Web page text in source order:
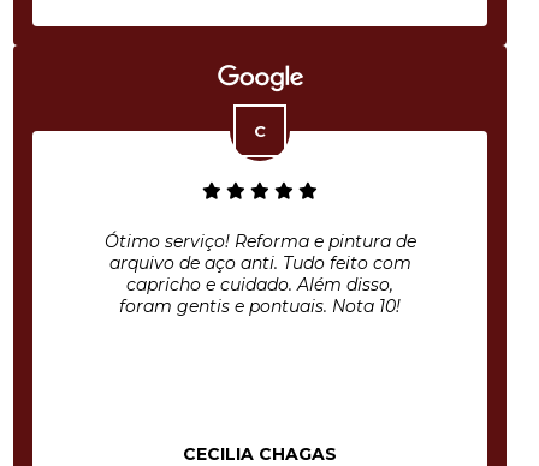
Ótimo serviço! Reforma e pintura de
arquivo de aço anti. Tudo feito com
capricho e cuidado. Além disso,
foram gentis e pontuais. Nota 10!
CECILIA CHAGAS